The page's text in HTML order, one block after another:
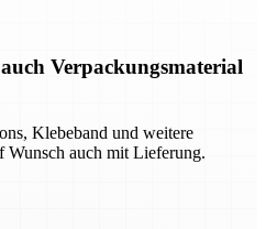
Verpackungsmaterial
Klebeband und weitere
Wunsch auch mit Lieferung.